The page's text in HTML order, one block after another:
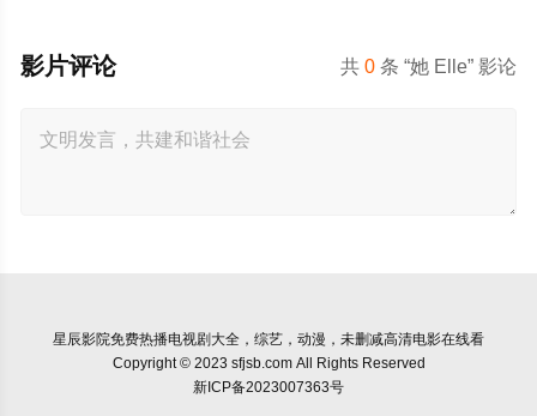
共0 条 “她 Elle” 影论
影片评论
星辰影院免费热播电视剧大全，综艺，动漫，未删减高清电影在线看
Copyright © 2023 sfjsb.com All Rights Reserved
新ICP备2023007363号